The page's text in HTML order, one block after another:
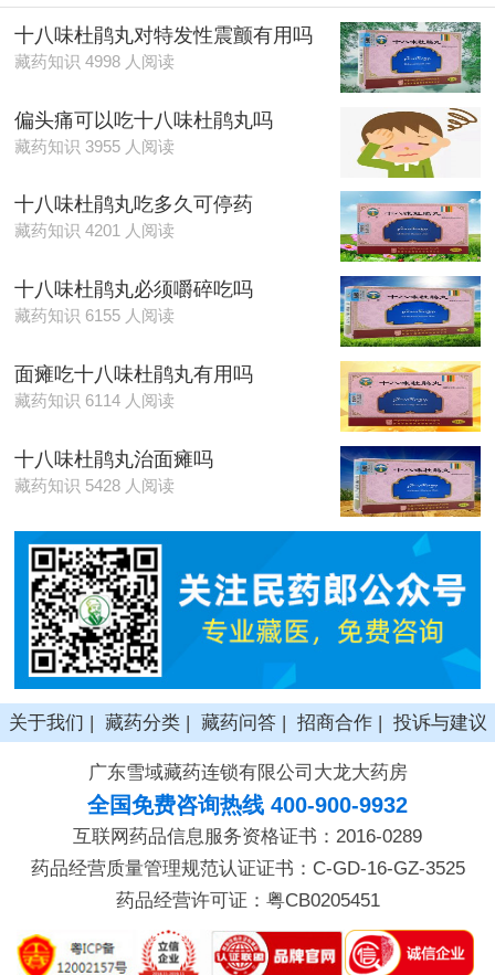
十八味杜鹃丸对特发性震颤有用吗
藏药知识 4998 人阅读
偏头痛可以吃十八味杜鹃丸吗
藏药知识 3955 人阅读
十八味杜鹃丸吃多久可停药
藏药知识 4201 人阅读
十八味杜鹃丸必须嚼碎吃吗
藏药知识 6155 人阅读
面瘫吃十八味杜鹃丸有用吗
藏药知识 6114 人阅读
十八味杜鹃丸治面瘫吗
藏药知识 5428 人阅读
关于我们 | 藏药分类| 藏药问答| 招商合作| 投诉与建议
广东雪域藏药连锁有限公司大龙大药房
全国免费咨询热线 400-900-9932
互联网药品信息服务资格证书：2016-0289
药品经营质量管理规范认证证书：C-GD-16-GZ-3525
药品经营许可证：粤CB0205451